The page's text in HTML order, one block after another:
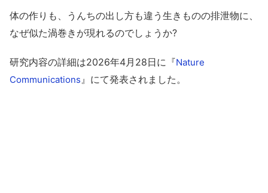
体の作りも、うんちの出し方も違う生きものの排泄物に、
なぜ似た渦巻きが現れるのでしょうか?
研究内容の詳細は2026年4月28日に『Nature
Communications』にて発表されました。